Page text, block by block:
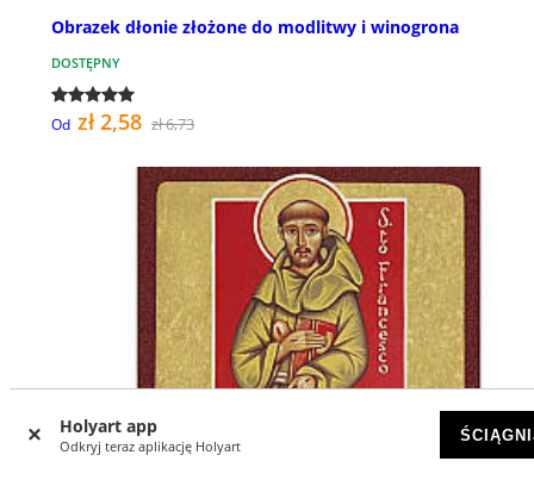
Holyart app
Odkryj teraz aplikację Holyart
Obrazek dłonie złożone do modlitwy i winogrona
DOSTĘPNY
Od zł 2,58 zł 6,73